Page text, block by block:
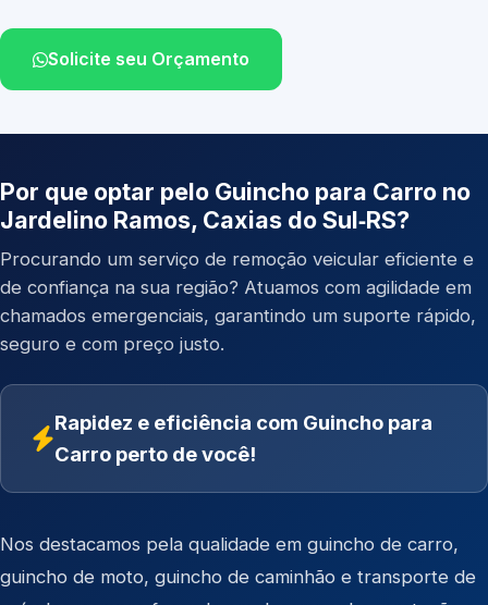
Solicite seu Orçamento
Por que optar pelo Guincho para Carro no
Jardelino Ramos, Caxias do Sul‑RS?
Procurando um serviço de remoção veicular eficiente e
de confiança na sua região? Atuamos com agilidade em
chamados emergenciais, garantindo um suporte rápido,
seguro e com preço justo.
Rapidez e eficiência com Guincho para
Carro perto de você!
Nos destacamos pela qualidade em guincho de carro,
guincho de moto, guincho de caminhão e transporte de